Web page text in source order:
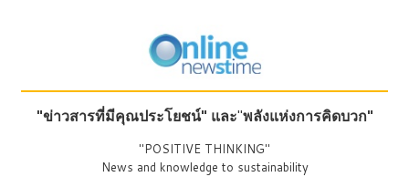
"ข่าวสารที่มีคุณประโยชน์" และ"พลังแห่งการคิดบวก"
"POSITIVE THINKING"
News and knowledge to sustainability